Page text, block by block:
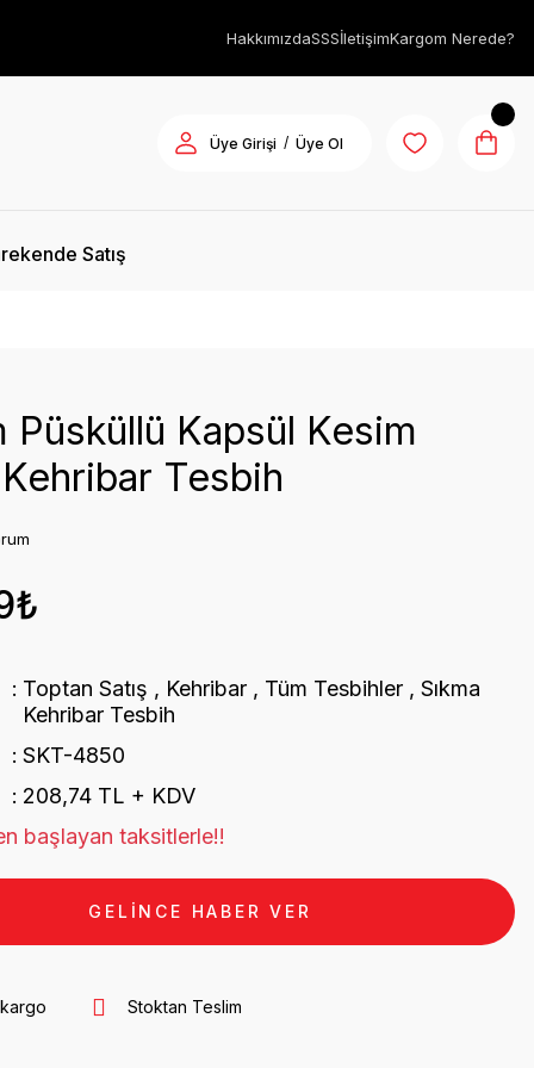
HakkımızdaSSSİletişimKargom Nerede?
Üye Girişi / Üye Ol
Satış
Püsküllü Kapsül Kesim
Kehribar Tesbih
Toptan Satış , Kehribar , Tüm Tesbihler , Sıkma
Kehribar Tesbih
SKT-4850
208,74 TL + KDV
başlayan taksitlerle!!
GELİNCE HABER VER
Stoktan Teslim